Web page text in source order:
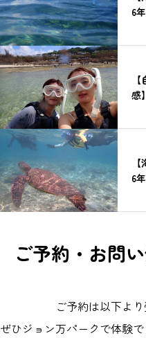
6
感
6
ご予約・お問
ご予約は以下よ
ぜひジョン万パークで体験